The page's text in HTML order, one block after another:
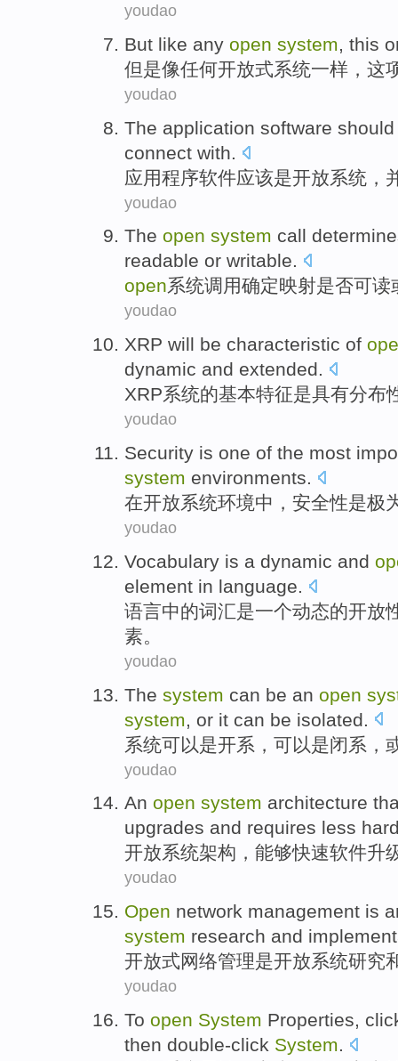
youdao
But like any open system, this
但是像任何开放式系统一样， 这
youdao
The application software should
connect with
应用程序软件应该是开放系统 ，
youdao
The open system call
readable or writable.
open系统调用确定映射是否可读
youdao
XRP will be characteristic of
dynamic and extended.
XRP系统的基本特征是具有分布
youdao
Security is one of the most
system environments.
在开放系统环境中， 安全性是极
youdao
Vocabulary is a dynamic and
element in language.
语言中的词汇是一个动态的开放
素。
youdao
The system can be an open
system
or it can be isolated
系统可以是开系 ，可以是闭系，
youdao
An open system architecture
upgrades and requires less
开放系统架构 ， 能够快速软件升
youdao
Open network management is
system research and
开放式网络管理是开放系统研究
youdao
To open System Properties,
then double-click System.